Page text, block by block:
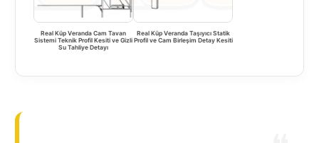
Real Küp Veranda Cam Tavan
Sistemi Teknik Profil Kesiti ve Gizli
Su Tahliye Detayı
Real Küp Veranda Taşıyıcı Statik
Profil ve Cam Birleşim Detay Kesiti